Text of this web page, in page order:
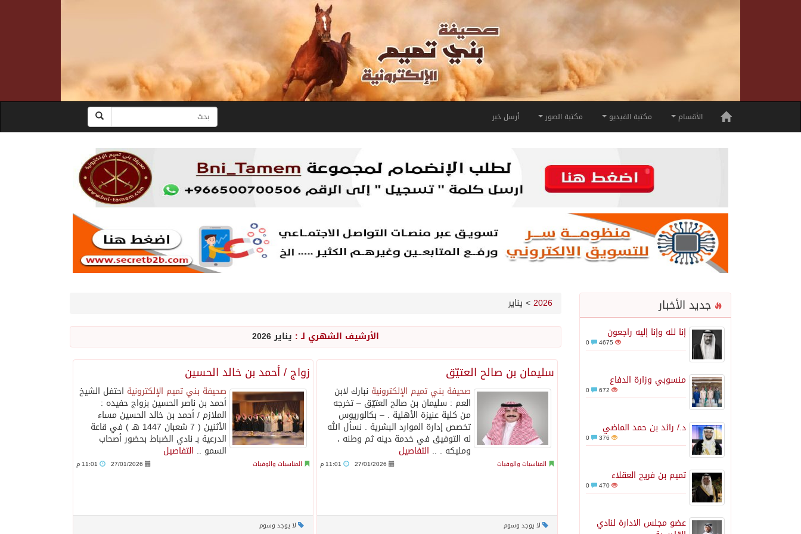
الأقسام مكتبة الفيديو مكتبة الصور أرسل خبر
جديد الأخبار
إنا لله وإنا إليه راجعون
4675
منسوبي وزارة الدفاع
672
د./ رائد بن حمد الماضي
376
تميم بن فريح العقلاء
470
عضو مجلس الادارة لنادي
2026
> يناير
الأرشيف الشهري لـ : يناير 2026
زواج / أحمد بن خالد الحسين
صحيفة بني تميم الإلكترونية احتفل الشيخ
أحمد بن ناصر الحسين بزواج حفيده :
الملازم / أحمد بن خالد الحسين مساء
الأثنين ( 7 شعبان 1447 هـ ) في قاعة
الدرعية بـ نادي الضباط بحضور أصحاب
السمو .. التفاصيل
المناسبات والوفيات 27/01/2026
لا يوجد وسوم
سليمان بن صالح العتيّق
صحيفة بني تميم الإلكترونية نبارك لابن
العم : سليمان بن صالح العتيّق – تخرجه
من كلية عنيزة الأهلية . – بكالوريوس
تخصص إدارة الموارد البشرية . نسأل الله
له التوفيق في خدمة دينه ثم وطنه ،
ومليكه . .. التفاصيل
المناسبات والوفيات 27/01/2026 11:01 م
لا يوجد وسوم